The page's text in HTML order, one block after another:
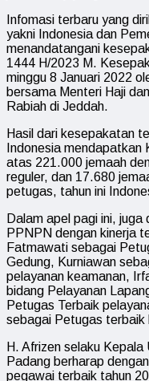
Infomasi terbaru yang
yakni Indonesia dan
menandatangani
1444 H/2023 M.
minggu 8 Januari 2022
bersama Menteri Haji
Rabiah di Jeddah.
Hasil dari kesepakatan
Indonesia mendapatkan
atas 221.000 jemaah
reguler, dan 17.680
petugas, tahun ini
Dalam apel pagi ini,
PPNPN dengan kinerja
Fatmawati sebagai
Gedung, Kurniawan
pelayanan keamanan,
bidang Pelayanan
Petugas Terbaik
sebagai Petugas terbaik
H. Afrizen selaku
Padang berharap
pegawai terbaik tahun